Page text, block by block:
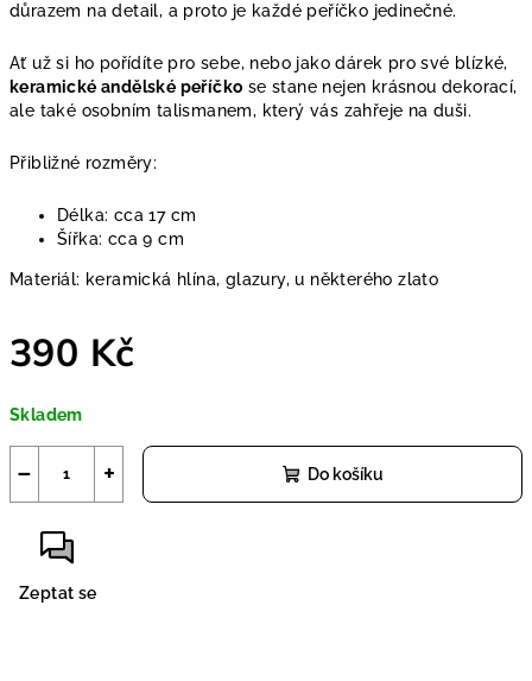
důrazem na detail, a proto je každé peříčko jedinečné.
Ať už si ho pořídíte pro sebe, nebo jako dárek pro své blízké,
keramické andělské peříčko se stane nejen krásnou dekorací,
ale také osobním talismanem, který vás zahřeje na duši.
Přibližné rozměry:
Délka: cca 17 cm
Šířka: cca 9 cm
Materiál: keramická hlína, glazury, u některého zlato
390 Kč
cena:
Skladem
+
− Do košíku
Zeptat se